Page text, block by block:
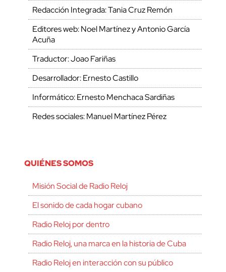
Redacción Integrada: Tania Cruz Remón
Editores web: Noel Martínez y Antonio García
Acuña
Traductor: Joao Fariñas
Desarrollador: Ernesto Castillo
Informático: Ernesto Menchaca Sardiñas
Redes sociales: Manuel Martínez Pérez
QUIÉNES SOMOS
Misión Social de Radio Reloj
El sonido de cada hogar cubano
Radio Reloj por dentro
Radio Reloj, una marca en la historia de Cuba
Radio Reloj en interacción con su público